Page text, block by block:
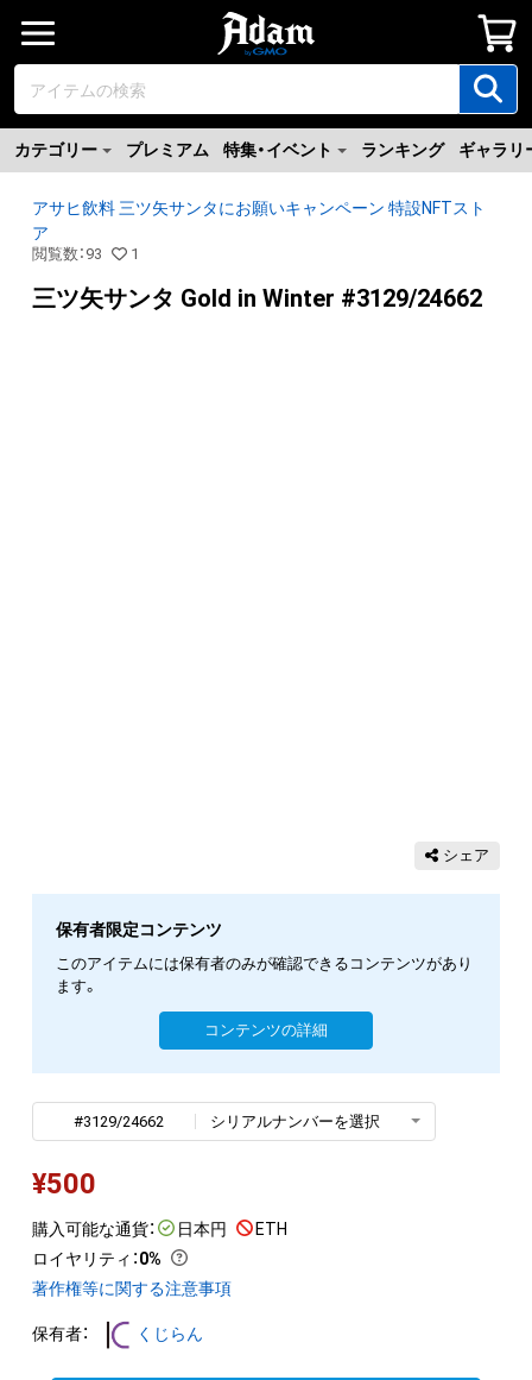
カテゴリー プレミアム 特集・イベント ランキング ギャラリ
アサヒ飲料 三ツ矢サンタにお願いキャンペーン 特設NFTスト
ア
閲覧数 ： 93 1
三ツ矢サンタ Gold in Winter #3129/24662
シェア
保有者限定コンテンツ
このアイテムには保有者のみが確認できるコンテンツがあり
ます。
コンテンツの詳細
#3129/24662 シリアルナンバーを選択
¥500
購入可能な通貨： 日本円
ETH
ロイヤリティ ：0%
著作権等に関する注意事項
保有者： くじらん